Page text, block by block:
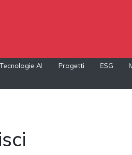
Tecnologie AI Progetti ESG